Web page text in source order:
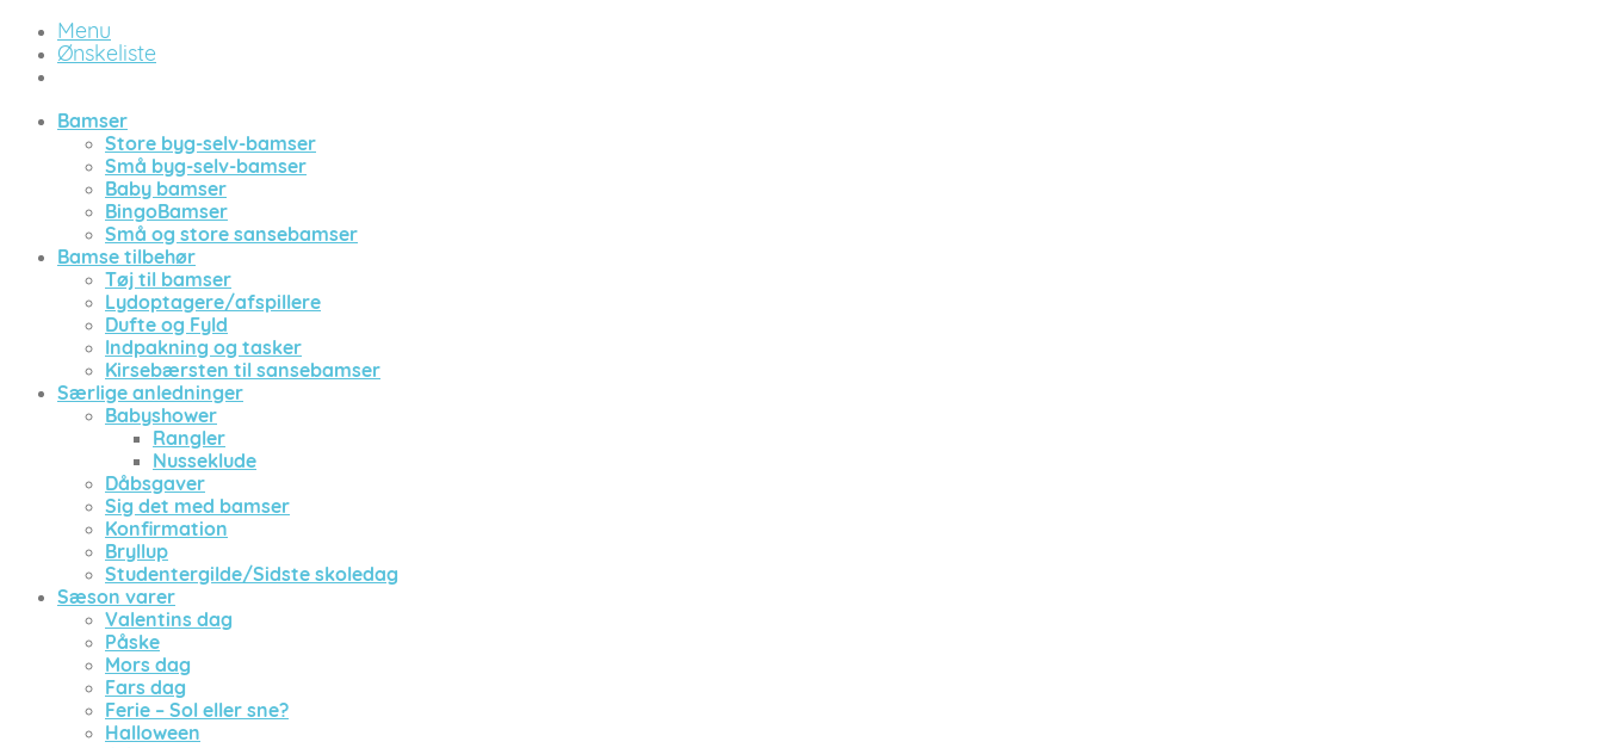
Menu
Ønskeliste
Bamser
Store byg-selv-bamser
Små byg-selv-bamser
Baby bamser
BingoBamser
Små og store sansebamser
Bamse tilbehør
Tøj til bamser
Lydoptagere/afspillere
Dufte og Fyld
Indpakning og tasker
Kirsebærsten til sansebamser
Særlige anledninger
Babyshower
Rangler
Nusseklude
Dåbsgaver
Sig det med bamser
Konfirmation
Bryllup
Studentergilde/Sidste skoledag
Sæson varer
Valentins dag
Påske
Mors dag
Fars dag
Ferie – Sol eller sne?
Halloween